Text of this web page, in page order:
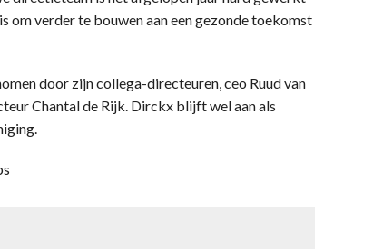
om verder te bouwen aan een gezonde toekomst
door zijn collega-directeuren, ceo Ruud van
Chantal de Rijk. Dirckx blijft wel aan als